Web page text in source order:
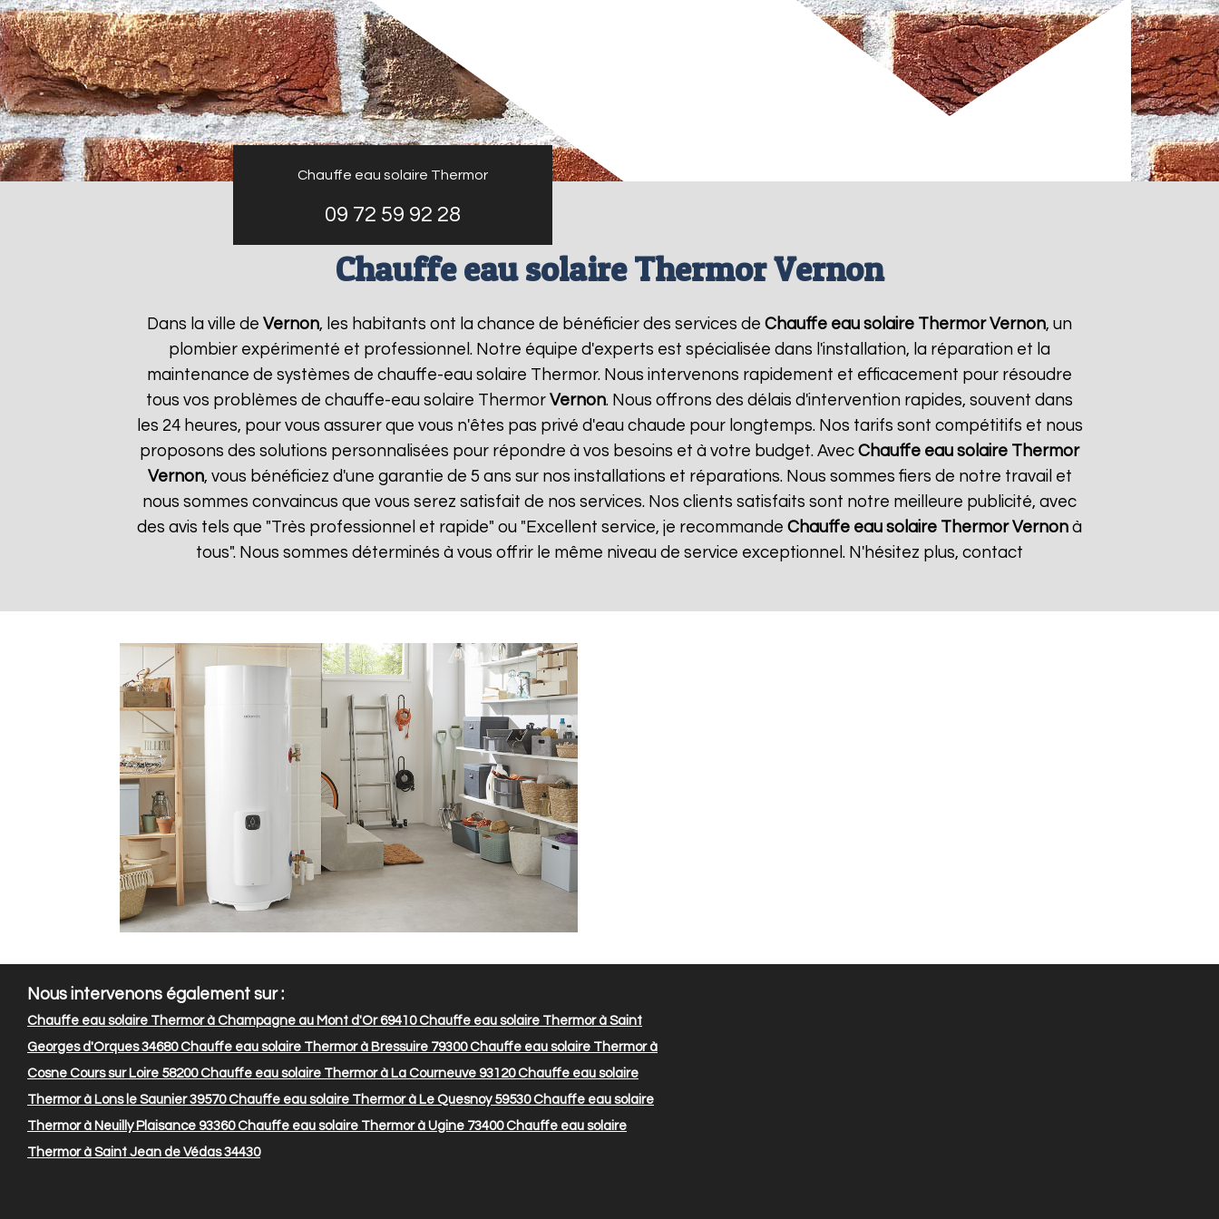
Chauffe eau solaire Thermor
09 72 59 92 28
Chauffe eau solaire Thermor Vernon
Dans la ville de Vernon, les habitants ont la chance de bénéficier des services de Chauffe eau solaire Thermor Vernon, un
plombier expérimenté et professionnel. Notre équipe d'experts est spécialisée dans l'installation, la réparation et la
maintenance de systèmes de chauffe-eau solaire Thermor. Nous intervenons rapidement et efficacement pour résoudre
tous vos problèmes de chauffe-eau solaire Thermor Vernon. Nous offrons des délais d'intervention rapides, souvent dans
les 24 heures, pour vous assurer que vous n'êtes pas privé d'eau chaude pour longtemps. Nos tarifs sont compétitifs et nous
proposons des solutions personnalisées pour répondre à vos besoins et à votre budget. Avec Chauffe eau solaire Thermor
Vernon, vous bénéficiez d'une garantie de 5 ans sur nos installations et réparations. Nous sommes fiers de notre travail et
nous sommes convaincus que vous serez satisfait de nos services. Nos clients satisfaits sont notre meilleure publicité, avec
des avis tels que "Très professionnel et rapide" ou "Excellent service, je recommande Chauffe eau solaire Thermor Vernon à
tous". Nous sommes déterminés à vous offrir le même niveau de service exceptionnel. N'hésitez plus, contact
Nous intervenons également sur :
Chauffe eau solaire Thermor à Champagne au Mont d'Or 69410Chauffe eau solaire Thermor à Saint
Georges d'Orques 34680Chauffe eau solaire Thermor à Bressuire 79300Chauffe eau solaire Thermor à
Cosne Cours sur Loire 58200Chauffe eau solaire Thermor à La Courneuve 93120Chauffe eau solaire
Thermor à Lons le Saunier 39570Chauffe eau solaire Thermor à Le Quesnoy 59530Chauffe eau solaire
Thermor à Neuilly Plaisance 93360Chauffe eau solaire Thermor à Ugine 73400Chauffe eau solaire
Thermor à Saint Jean de Védas 34430